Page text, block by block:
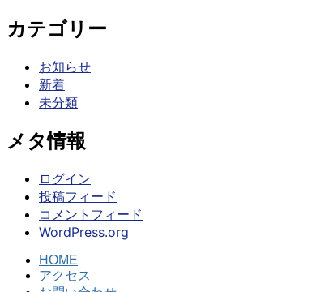
カテゴリー
お知らせ
新着
未分類
メタ情報
ログイン
投稿フィード
コメントフィード
WordPress.org
HOME
アクセス